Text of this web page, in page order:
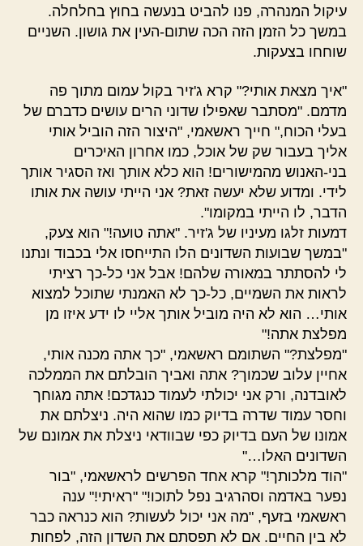
עיקול המנהרה, פנו להביט בנעשה בחוץ בחלחלה.
במשך כל הזמן הזה הכה שתום-העין את גושון. השניים
שוחחו בצעקות.
"איך מצאת אותי?" קרא ג'זיר בקול עמום מתוך פה
מדמם. "מסתבר שאפילו שדוני הרים עושים כדברם של
בעלי הכוח," חייך ראשאמי, "היצור הזה הוביל אותי
אליך בעבור שק של אוכל, כמו אחרון האיכרים
בני-האנוש מהמישורים! הוא כלא אותך ואז הסגיר אותך
לידי. ומדוע שלא יעשה זאת? אני הייתי עושה את אותו
הדבר, לו הייתי במקומו".
דמעות זלגו מעיניו של ג'זיר. "אתה טועה!" הוא צעק,
"במשך שבועות השדונים הלו התייחסו אלי בכבוד ונתנו
לי להסתתר במאורה שלהם! אבל אני כל-כך רציתי
לראות את השמיים, כל-כך לא האמנתי שתוכל למצוא
אותי… הוא לא היה מוביל אותך אליי לו ידע איזו מן
מפלצת אתה!"
"מפלצת?" השתומם ראשאמי, "כך אתה מכנה אותי,
אחיין עלוב שכמוך? אתה ואביך הובלתם את הממלכה
לאובדנה, ורק אני יכולתי לעמוד כנגדכם! אתה מגוחך
וחסר עמוד שדרה בדיוק כמו שהוא היה. ניצלתם את
אמונו של העם בדיוק כפי שבוודאי ניצלת את אמונם של
השדונים האלו…"
"הוד מלכותך!" קרא אחד הפרשים לראשאמי, "בור
נפער באדמה וסהרגיב נפל לתוכו!" "ראיתי!" ענה
ראשאמי בזעף, "מה אני יכול לעשות? הוא כנראה כבר
לא בין החיים. אם לא תפסתם את השדון הזה, לפחות